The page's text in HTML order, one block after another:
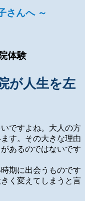
さんへ ～
体験
が人生を左
ですよね。大人の方
す。その大きな理由
あるのではないです
期に出会うものです
く変えてしまうと言